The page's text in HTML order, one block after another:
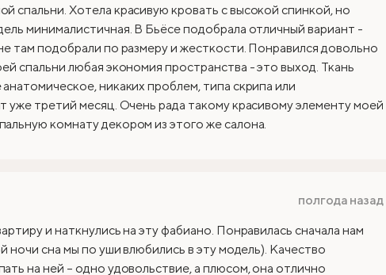
спальни. Хотела красивую кровать с высокой спинкой, но
минималистичная. В Бьёсе подобрала отличный вариант -
там подобрали по размеру и жесткости. Понравился довольно
спальни любая экономия пространства - это выход. Ткань
никаких проблем, типа скрипа или
уже третий месяц. Очень рада такому красивому элементу моей
комнату декором из этого же салона.
полгода назад
и наткнулись на эту фабиано. Понравилась сначала нам
ночи сна мы по уши влюбились в эту модель). Качество
на ней – одно удовольствие, а плюсом, она отлично